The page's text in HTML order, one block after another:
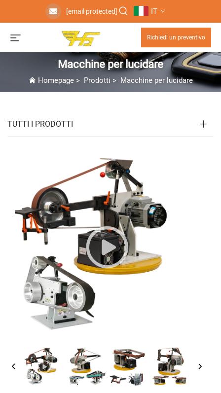
[email protected] IT
Richiedi un preventivo
Macchine per lucidare
Homepage> Prodotti > Macchine per lucidare
TUTTI I PRODOTTI